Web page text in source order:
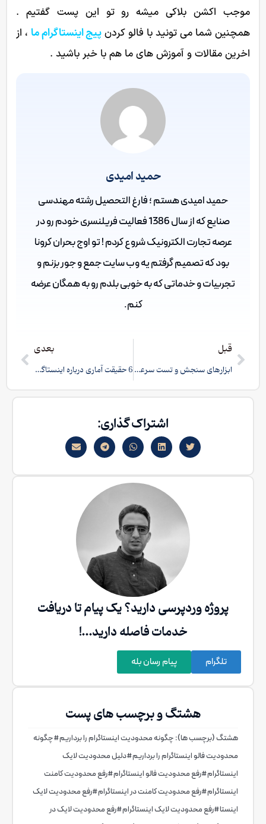
اشتراک گذاری:
پروژه وردپرسی دارید؟ یک پیام تا دریافت
خدمات فاصله دارید...!
تلگرام پیام رسان بله
هشتگ و برچسب های پست
هشتگ (برچسب ها): چگونه محدودیت اینستاگرام را برداریم#چگونه
محدودیت فالو اینستاگرام را برداریم#دلیل محدودیت لایک
اینستاگرام#رفع محدودیت فالو اینستاگرام#رفع محدودیت کامنت
اینستاگرام#رفع محدودیت کامنت در اینستاگرام#رفع محدودیت لایک
اینستا#رفع محدودیت لایک اینستاگرام#رفع محدودیت لایک در
موجب اکشن بلاکی میشه رو تو این پست گفتیم .
همچنین شما می تونید با فالو کردنپیج اینستاگرام ما ، از
اخرین مقالات و آموزش های ما هم با خبر باشید .
حمید امیدی
حمید امیدی هستم ؛ فارغ التحصیل رشته مهندسی
صنایع که از سال 1386 فعالیت فریلنسری خودم رو در
عرصه تجارت الکترونیک شروع کردم ! تو اوج بحران کرونا
بود که تصمیم گرفتم یه وب سایت جمع و جور بزنم و
تجربیات و خدماتی که به خوبی بلدم رو به همگان عرضه
کنم.
قبل
ابزارهای سنجش و تست سرعت وبسایت
بعدی
6 حقیقت آماری درباره اینستاگرام تا سال 2020